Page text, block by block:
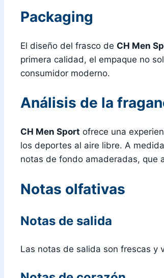
Packaging
El diseño del frasco de CH Men
primera calidad, el empaque no
consumidor moderno.
Análisis de la
CH Men Sport ofrece una
los deportes al aire libre. A
notas de fondo amaderadas, que
Notas olfativas
Notas de salida
Las notas de salida son frescas y